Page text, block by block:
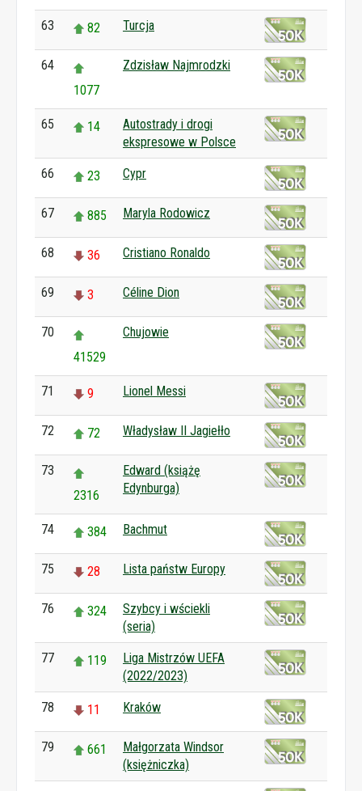
63 82 Turcja
64
1077
Zdzisław Najmrodzki
65 14
Autostrady i drogi
ekspresowe w Polsce
66 23 Cypr
67 885 Maryla Rodowicz
68 36 Cristiano Ronaldo
69 3 Céline Dion
70
41529
Chujowie
71 9 Lionel Messi
72 72 Władysław II Jagiełło
73
2316
Edward (książę
Edynburga)
74 384 Bachmut
75 28 Lista państw Europy
76 324
Szybcy i wściekli
(seria)
77 119
Liga Mistrzów UEFA
(2022/2023)
78 11 Kraków
79 661
Małgorzata Windsor
(księżniczka)